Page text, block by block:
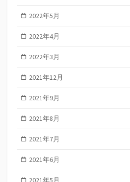
2022年5月
2022年4月
2022年3月
2021年12月
2021年9月
2021年8月
2021年7月
2021年6月
2021年5月